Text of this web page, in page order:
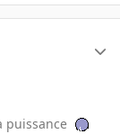
puissance